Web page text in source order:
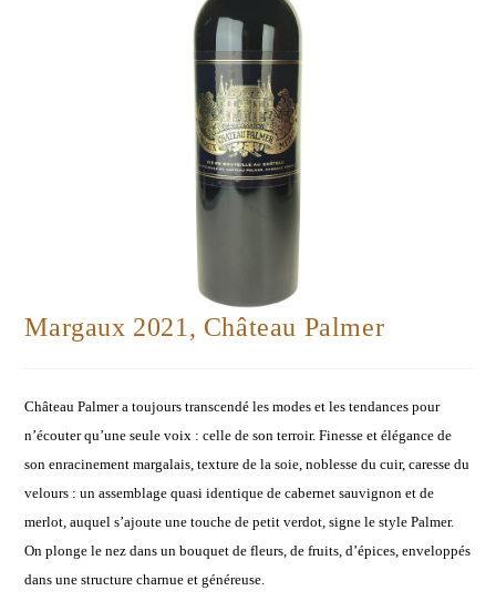
Margaux 2021, Château Palmer
Château Palmer a toujours transcendé les modes et les tendances pour
n’écouter qu’une seule voix : celle de son terroir. Finesse et élégance de
son enracinement margalais, texture de la soie, noblesse du cuir, caresse du
velours : un assemblage quasi identique de cabernet sauvignon et de
merlot, auquel s’ajoute une touche de petit verdot, signe le style Palmer.
On plonge le nez dans un bouquet de fleurs, de fruits, d’épices, enveloppés
dans une structure charnue et généreuse.